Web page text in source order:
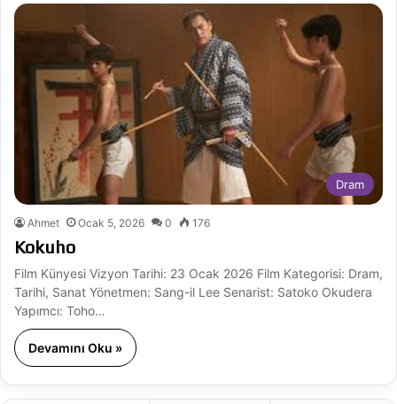
Dram
Ahmet Ocak 5, 2026 0 176
Kokuho
Film Künyesi Vizyon Tarihi: 23 Ocak 2026 Film Kategorisi: Dram,
Tarihi, Sanat Yönetmen: Sang-il Lee Senarist: Satoko Okudera
Yapımcı: Toho…
Devamını Oku »